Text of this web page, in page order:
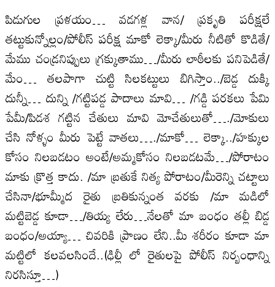
పిడుగుల ప్రళయం… వడగళ్ల వాన/ ప్రకృతి పరీక్షలే
తట్టుకున్నోల్లం/పోలీస్‌ పరీక్ష మాకో లెక్కా/మీరు నీటితో కొడితే/
మేము చండ్రనిప్పులు గ్రక్కుతాము…/మీరు లాఠీలకు పనిపెడితే/
మేం… తలపాగా చుట్టి సిలకట్టులు బిగిస్తాం../బెడ్డ దుక్కి
దున్నీ… దున్ని /గట్టిపడ్డ పాదాలు మావి… /గడ్డి పరకలు పేమి
పేమీ/పిడశ గట్టిన చేతులు మావి మోచేతులుతో…./మోకులు
చేసి నోళ్ళం మీరు పెట్టే వాతలు…./మాకో… లెక్కా../హక్కుల
కోసం నిలబడటం అంటే/అమ్మకోసం నిలబడటమే…/పోరాటం
మాకు క్రొత్త కాదు. /మా బ్రతుకే నిత్య పోరాటం/మీరెన్ని చట్టాలు
చేసినా/భూమ్మీద రైతు బ్రతికున్నంత వరకు /మా మడిలో
మట్టిబెడ్డ కూడా…/తియ్య లేరు…నేలతో మా బంధం తల్లీ బిడ్డ
బంధం/అయ్యా… చివరికి ప్రాణం లేని..మీ శరీరం కూడా మా
మట్టిలో కలవలసిందే..(ఢిల్లీ లో రైతులపై పోలీస్‌ నిర్బంధాన్ని
నిరసిస్తూ…)